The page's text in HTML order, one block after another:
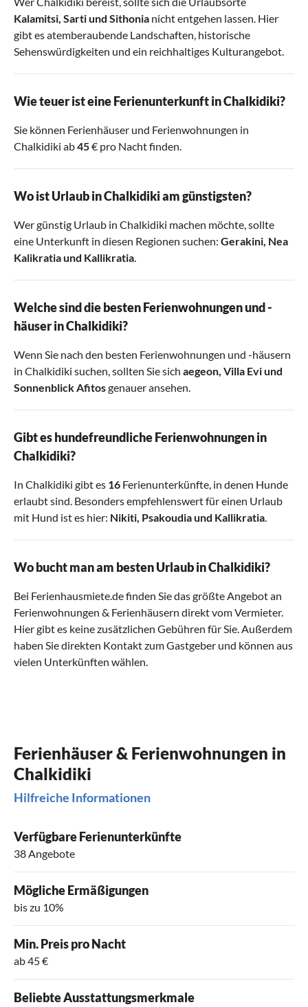
Kalamitsi, Sartiund Sithonia nicht entgehen lassen. Hier
gibt es atemberaubende Landschaften, historische
Sehenswürdigkeiten und ein reichhaltiges Kulturangebot.
Wie teuer ist eine Ferienunterkunft in Chalkidiki?
Sie können Ferienhäuser und Ferienwohnungen in
Chalkidiki ab45€ pro Nacht finden.
Wo ist Urlaub in Chalkidiki am günstigsten?
Wer günstig Urlaub in Chalkidiki machen möchte, sollte
eine Unterkunft in diesen Regionen suchen: Gerakini, Nea
Kalikratiaund Kallikratia.
Welche sind die besten Ferienwohnungen und -
häuser in Chalkidiki?
Wenn Sie nach den besten Ferienwohnungen und -häusern
in Chalkidiki suchen, sollten Sie sich aegeon, Villa Eviund
Sonnenblick Afitosgenauer ansehen.
Gibt es hundefreundliche Ferienwohnungen in
Chalkidiki?
In Chalkidiki gibt es 16 Ferienunterkünfte, in denen Hunde
erlaubt sind. Besonders empfehlenswert für einen Urlaub
mit Hund ist es hier: Nikiti, Psakoudiaund Kallikratia.
Wo bucht man am besten Urlaub in Chalkidiki?
Bei Ferienhausmiete.de finden Sie das größte Angebot an
Ferienwohnungen & Ferienhäusern direkt vom Vermieter.
Hier gibt es keine zusätzlichen Gebühren für Sie. Außerdem
haben Sie direkten Kontakt zum Gastgeber und können aus
vielen Unterkünften wählen.
Ferienhäuser & Ferienwohnungen in
Chalkidiki
Hilfreiche Informationen
Verfügbare Ferienunterkünfte
38 Angebote
Mögliche Ermäßigungen
bis zu 10%
Min. Preis pro Nacht
ab 45 €
Beliebte Ausstattungsmerkmale